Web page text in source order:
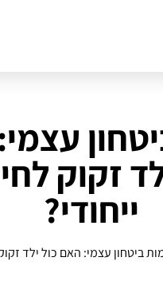
זקוק
ייחודי?
ביטחון עצמי: האם כול ילד זקוק